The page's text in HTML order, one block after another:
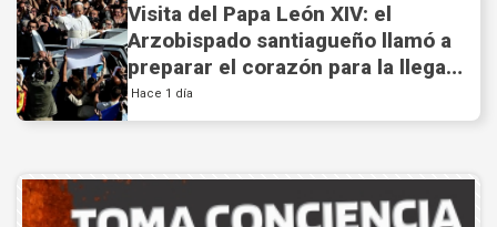
Visita del Papa León XIV: el
Arzobispado santiagueño llamó a
preparar el corazón para la llegada
del Santo Padre a la Argentina.
Hace 1 día